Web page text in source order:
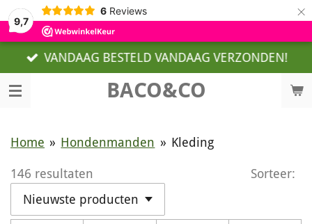
9,7
6 Reviews ×
BACO&CO
VANDAAG BESTELD VANDAAG VERZONDEN!
Home » Hondenmanden » Kleding
146 resultaten Sorteer: